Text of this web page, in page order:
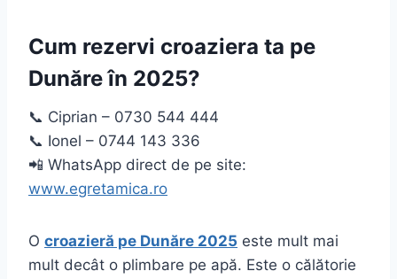
Cum rezervi croaziera ta pe
Dunăre în 2025?
📞 Ciprian – 0730 544 444
📞 Ionel – 0744 143 336
📲 WhatsApp direct de pe site:
www.egretamica.ro
O croazieră pe Dunăre 2025 este mult mai
mult decât o plimbare pe apă. Este o călătorie